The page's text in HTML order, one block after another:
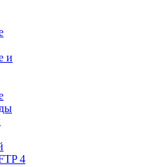
и
4